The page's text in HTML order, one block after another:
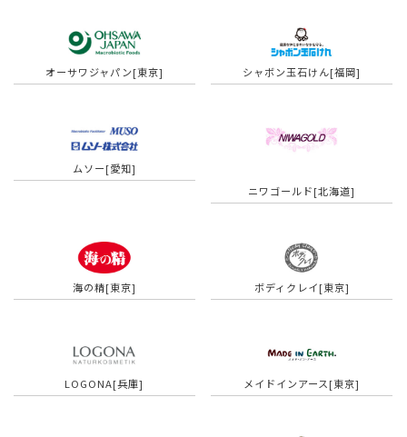
オーサワジャパン[東京] シャボン玉石けん[福岡]
ムソー[愛知]
ニワゴールド[北海道]
海の精[東京] ボディクレイ[東京]
LOGONA[兵庫] メイドインアース[東京]